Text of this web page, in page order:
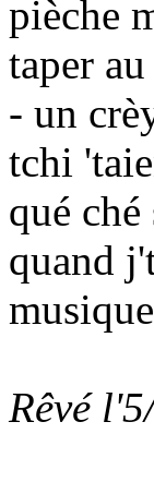
pièche
taper
- un
tchi
qué
quand
Rêvé